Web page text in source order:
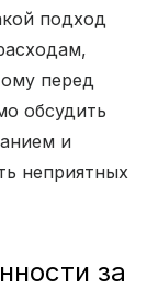
подход
перед
обсудить
и
неприятных
за